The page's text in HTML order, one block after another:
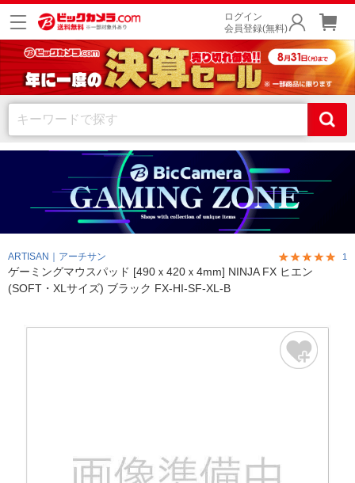
ログイン
会員登録(無料)
ARTISAN｜アーチサン 1
ゲーミングマウスパッド [490ｘ420ｘ4mm] NINJA FX ヒエン
(SOFT・XLサイズ) ブラック FX-HI-SF-XL-B